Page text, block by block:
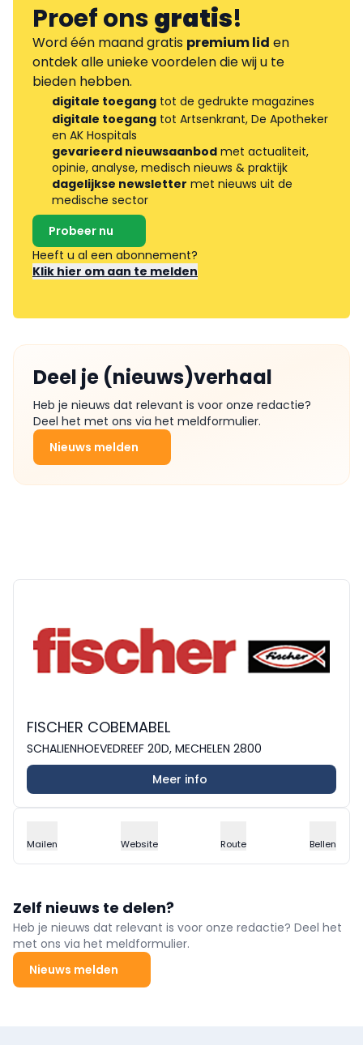
Proef onsgratis!
Word één maand gratis premium lid en
ontdek alle unieke voordelen die wij u te
bieden hebben.
digitale toegang tot de gedrukte magazines
digitale toegang tot Artsenkrant, De Apotheker
en AK Hospitals
gevarieerd nieuwsaanbod met actualiteit,
opinie, analyse, medisch nieuws & praktijk
dagelijkse newsletter met nieuws uit de
medische sector
Probeer nu
Heeft u al een abonnement?
Klik hier om aan te melden
Deel je (nieuws)verhaal
Heb je nieuws dat relevant is voor onze redactie?
Deel het met ons via het meldformulier.
Nieuws melden
FISCHER COBEMABEL
SCHALIENHOEVEDREEF 20D, MECHELEN 2800
Meer info
Mailen Website Route Bellen
Zelf nieuws te delen?
Heb je nieuws dat relevant is voor onze redactie? Deel het
met ons via het meldformulier.
Nieuws melden